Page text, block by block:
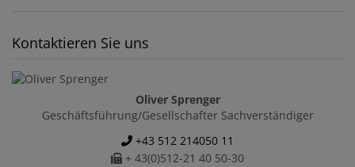
Kontaktieren Sie uns
Oliver Sprenger
Geschäftsführung/Gesellschafter Sachverständiger
+43 512 214050 11
+ 43(0)512-21 40 50-30